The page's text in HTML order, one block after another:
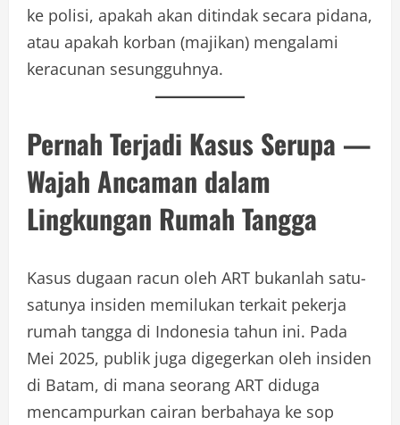
ke polisi, apakah akan ditindak secara pidana,
atau apakah korban (majikan) mengalami
keracunan sesungguhnya.
Pernah Terjadi Kasus Serupa —
Wajah Ancaman dalam
Lingkungan Rumah Tangga
Kasus dugaan racun oleh ART bukanlah satu-
satunya insiden memilukan terkait pekerja
rumah tangga di Indonesia tahun ini. Pada
Mei 2025, publik juga digegerkan oleh insiden
di Batam, di mana seorang ART diduga
mencampurkan cairan berbahaya ke sop